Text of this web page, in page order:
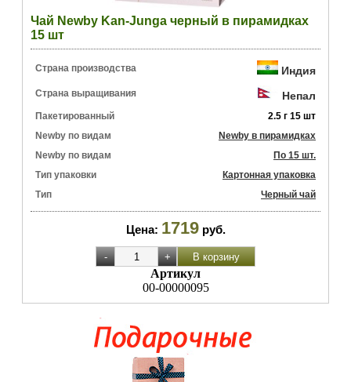
Чай Newby Kan-Junga черный в пирамидках
15 шт
Страна производства Индия
Страна выращивания Непал
Пакетированный
2.5 г 15 шт
Newby по видам
Newby в пирамидках
Newby по видам
По 15 шт.
Тип упаковки
Картонная упаковка
Тип
Черный чай
Цена: 1719 руб.
Артикул
00-00000095